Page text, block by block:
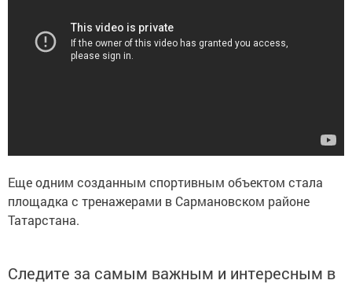
Еще одним созданным спортивным объектом стала
площадка с тренажерами в Сармановском районе
Татарстана.
Следите за самым важным и интересным в